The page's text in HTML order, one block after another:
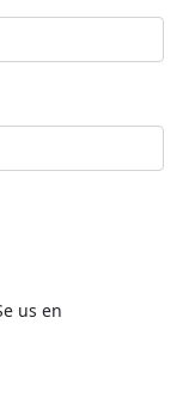
us en